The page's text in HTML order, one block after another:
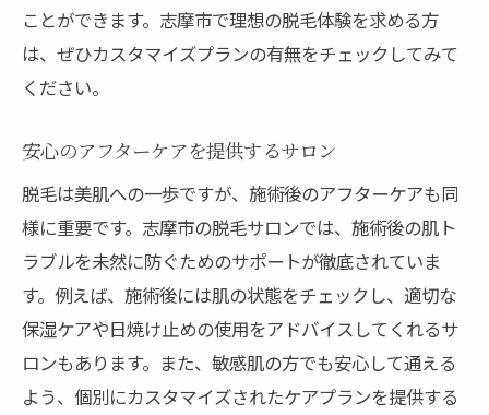
ことができます。志摩市で理想の脱毛体験を求める方
は、ぜひカスタマイズプランの有無をチェックしてみて
ください。
安心のアフターケアを提供するサロン
脱毛は美肌への一歩ですが、施術後のアフターケアも同
様に重要です。志摩市の脱毛サロンでは、施術後の肌ト
ラブルを未然に防ぐためのサポートが徹底されていま
す。例えば、施術後には肌の状態をチェックし、適切な
保湿ケアや日焼け止めの使用をアドバイスしてくれるサ
ロンもあります。また、敏感肌の方でも安心して通える
よう、個別にカスタマイズされたケアプランを提供する